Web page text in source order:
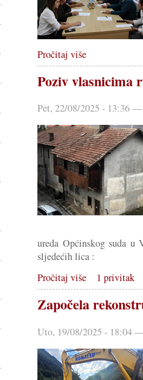
Pročitaj više
Poziv vlasnicima
Pet, 22/08/2025 - 13:36
ureda Općinskog suda
sljedećih lica :
Pročitaj više
1 privitak
Započela
Uto, 19/08/2025 - 18:04